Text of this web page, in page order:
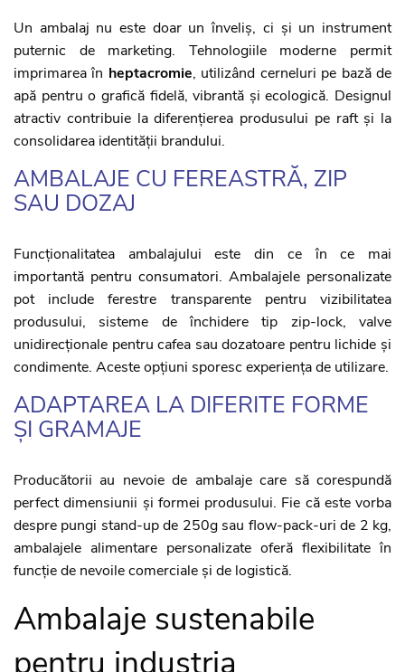
Un ambalaj nu este doar un înveliș, ci și un instrument
puternic de marketing. Tehnologiile moderne permit
imprimarea în heptacromie, utilizând cerneluri pe bază de
apă pentru o grafică fidelă, vibrantă și ecologică. Designul
atractiv contribuie la diferențierea produsului pe raft și la
consolidarea identității brandului.
AMBALAJE CU FEREASTRĂ, ZIP
SAU DOZAJ
Funcționalitatea ambalajului este din ce în ce mai
importantă pentru consumatori. Ambalajele personalizate
pot include ferestre transparente pentru vizibilitatea
produsului, sisteme de închidere tip zip-lock, valve
unidirecționale pentru cafea sau dozatoare pentru lichide și
condimente. Aceste opțiuni sporesc experiența de utilizare.
ADAPTAREA LA DIFERITE FORME
ȘI GRAMAJE
Producătorii au nevoie de ambalaje care să corespundă
perfect dimensiunii și formei produsului. Fie că este vorba
despre pungi stand-up de 250g sau flow-pack-uri de 2 kg,
ambalajele alimentare personalizate oferă flexibilitate în
funcție de nevoile comerciale și de logistică.
Ambalaje sustenabile
pentru industria